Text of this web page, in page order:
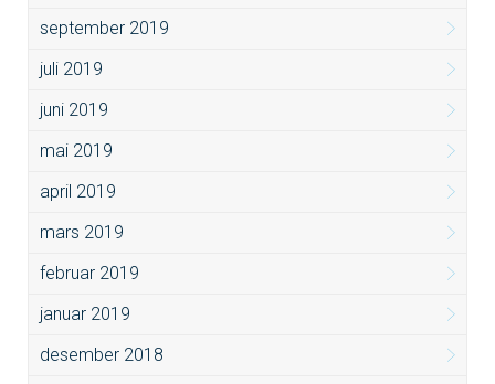
september 2019
juli 2019
juni 2019
mai 2019
april 2019
mars 2019
februar 2019
januar 2019
desember 2018